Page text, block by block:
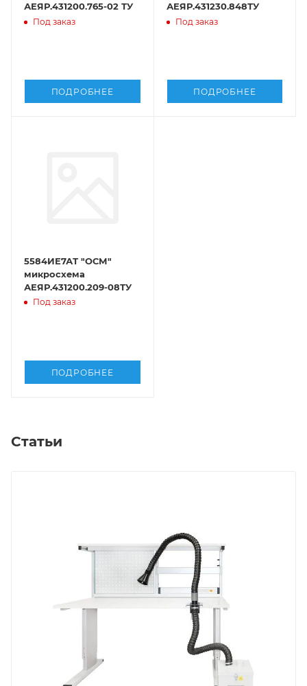
АЕЯР.431200.765-02 ТУ
Под заказ
ПОДРОБНЕЕ
АЕЯР.431230.848ТУ
Под заказ
ПОДРОБНЕЕ
5584ИЕ7АТ "ОСМ"
микросхема
АЕЯР.431200.209-08ТУ
Под заказ
ПОДРОБНЕЕ
Статьи